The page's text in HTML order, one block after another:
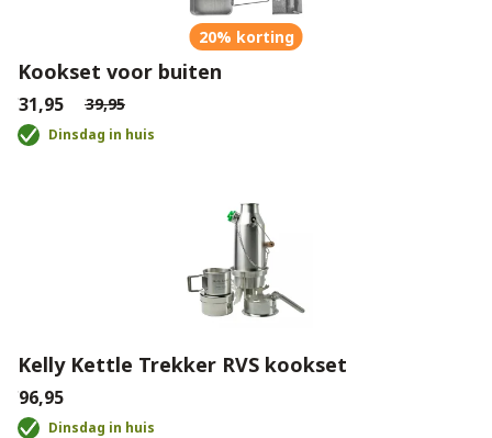
20% korting
Kookset voor buiten
€31,95 €39,95
Dinsdag in huis
Kelly Kettle Trekker RVS kookset
€96,95
Dinsdag in huis